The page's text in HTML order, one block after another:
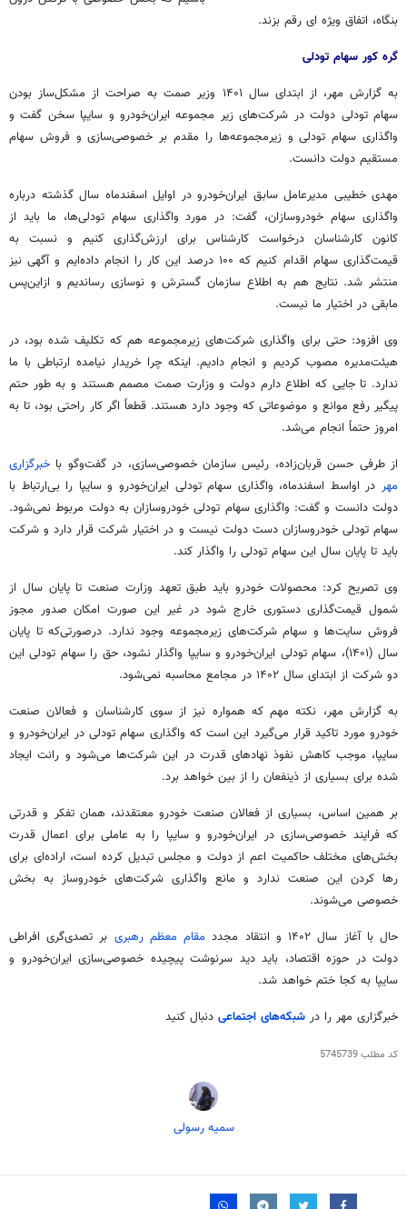
بنگاه، اتفاق ویژه ای رقم بزند.
گره کور سهام تودلی
به گزارش مهر، از ابتدای سال ۱۴۰۱ وزیر
صمتبه صراحت از مشکل‌ساز بودن
سهام تودلی دولت در شرکت‌های زیر مجموعه ایران‌خودرو و سایپا سخن گفت و
واگذاری سهام تودلی و زیرمجموعه‌ها را مقدم بر خصوصی‌سازی و فروش سهام
مستقیم دولت دانست.
مهدی خطیبی مدیرعامل سابق ایران‌خودرو در اوایل اسفندماه سال گذشته درباره
واگذاری سهام خودروسازان، گفت: در مورد واگذاری سهام تودلی‌ها، ما باید از
کانون کارشناسان درخواست کارشناس برای ارزش‌گذاری کنیم و نسبت به
قیمت‌گذاری سهام اقدام کنیم که ۱۰۰ درصد این کار را انجام داده‌ایم و آگهی نیز
منتشر شد. نتایج هم به اطلاع سازمان گسترش و نوسازی رساندیم و ازاین‌پس
مابقی در اختیار ما نیست.
وی افزود: حتی برای واگذاری شرکت‌های زیرمجموعه هم که تکلیف شده بود، در
هیئت‌مدیره مصوب کردیم و انجام دادیم. اینکه چرا خریدار نیامده ارتباطی با ما
ندارد. تا جایی که اطلاع دارم دولت و وزارت صمت مصمم هستند و به طور حتم
پیگیر رفع موانع و موضوعاتی که وجود دارد هستند. قطعاً اگر کار راحتی بود، تا به
امروز حتماً انجام می‌شد.
از طرفی حسن قربان‌زاده، رئیس سازمان خصوصی‌سازی، در گفت‌وگو با خبرگزاری
مهر در اواسط اسفندماه، واگذاری سهام تودلی ایران‌خودرو و سایپا را بی‌ارتباط با
دولت دانست و گفت: واگذاری سهام تودلی خودروسازان به دولت مربوط نمی‌شود.
سهام تودلی خودروسازان دست دولت نیست و در اختیار شرکت قرار دارد و شرکت
باید تا پایان سال این سهام تودلی را واگذار کند.
وی تصریح کرد: محصولات خودرو باید طبق تعهد وزارت صنعت تا پایان سال از
شمول قیمت‌گذاری دستوری خارج شود در غیر این صورت امکان صدور مجوز
فروش سایت‌ها و سهام شرکت‌های زیرمجموعه وجود ندارد. درصورتی‌که تا پایان
سال (۱۴۰۱)، سهام تودلی ایران‌خودرو و سایپا واگذار نشود، حق را سهام تودلی این
دو شرکت از ابتدای سال ۱۴۰۲ در مجامع محاسبه نمی‌شود.
به گزارش مهر، نکته مهم که همواره نیز از سوی کارشناسان و فعالان صنعت
خودرو مورد تاکید قرار می‌گیرد این است که واگذاری سهام تودلی در ایران‌خودرو و
سایپا، موجب کاهش نفوذ نهادهای قدرت در این شرکت‌ها می‌شود و رانت ایجاد
شده برای بسیاری از ذینفعان را از بین خواهد برد.
بر همین اساس، بسیاری از فعالان صنعت خودرو معتقدند، همان تفکر و قدرتی
که فرایند خصوصی‌سازی در ایران‌خودرو و سایپا را به عاملی برای اعمال قدرت
بخش‌های مختلف حاکمیت اعم از دولت و مجلس تبدیل کرده است، اراده‌ای برای
رها کردن این صنعت ندارد و مانع واگذاری شرکت‌های خودروساز به بخش
خصوصی می‌شوند.
حال با آغاز سال ۱۴۰۲ و انتقاد مجدد
مقام معظم رهبری بر تصدی‌گری افراطی
دولت در حوزه اقتصاد، باید دید سرنوشت پیچیده خصوصی‌سازی ایران‌خودرو و
سایپا به کجا ختم خواهد شد.
خبرگزاری مهر را در شبکه‌های اجتماعی دنبال کنید
کد مطلب5745739
سمیه رسولی